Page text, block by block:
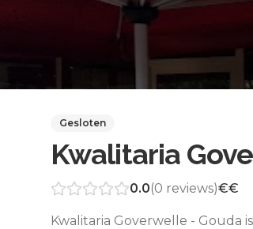
Gesloten
Kwalitaria
0.0(0 reviews)€€
Kwalitaria Goverwelle - Gouda